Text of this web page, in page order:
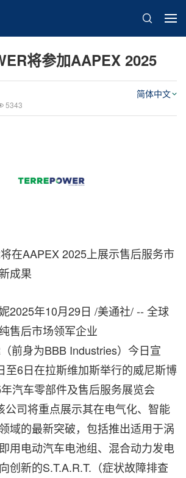
将参加AAPEX 2025
5343
简体中文
在AAPEX 2025上展示售后服务市
成果
2025年10月29日 /美通社/ -- 全球
售后市场领军企业
前身为BBB Industries）今日宣
至6日在拉斯维加斯举行的威尼斯博
汽车零部件及售后服务展览会
公司将重点展示其在电气化、智能
域的最新突破，包括推出适用于涡
用电动汽车电池组、混合动力发电
创新的S.T.A.R.T.（症状故障排查